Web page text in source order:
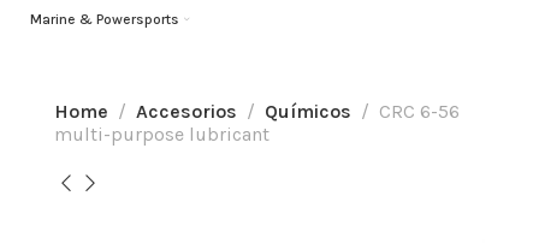
Marine & Powersports
Home Accesorios Químicos
CRC 6-56
multi-purpose lubricant